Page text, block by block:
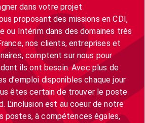
dans votre projet
proposant des missions en CDI,
ou Intérim dans des domaines très
nos clients, entreprises et
comptent sur nous pour
ils ont besoin. Avec plus de
d’emploi disponibles chaque jour
êtes certain de trouver le poste
L’inclusion est au coeur de notre
postes, à compétences égales,